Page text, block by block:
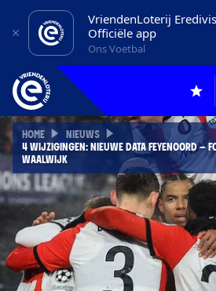
VriendenLoterij
Officiële app
Ons Voetbal
HOME
NIEUWS
4 WIJZIGINGEN: NIEUWE DATA FEYENOORD –
WAALWIJK